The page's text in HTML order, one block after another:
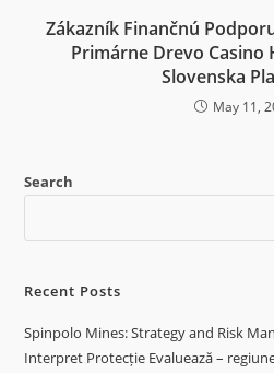
Zákazník Finančnú
Primárne Drevo Casino
Slovenska
May 11,
Search
Recent Posts
Spinpolo Mines: Strategy and Risk
Interpret Protecție Evaluează –